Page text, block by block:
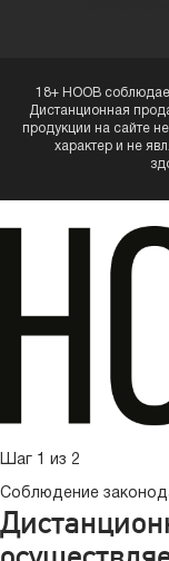
18+ HOOB
Дистанционная
продукции на сайте
характер и не
Шаг 1 из 2
Соблюдение